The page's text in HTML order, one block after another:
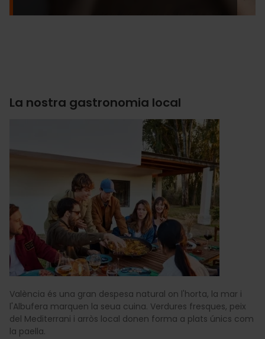
La nostra gastronomia local
València és una gran despesa natural on l'horta, la mar i
l'Albufera marquen la seua cuina. Verdures fresques, peix
del Mediterrani i arròs local donen forma a plats únics com
la paella.